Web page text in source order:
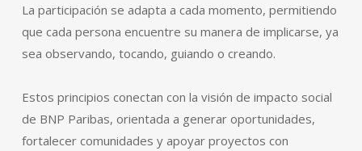
La participación se adapta a cada momento, permitiendo
que cada persona encuentre su manera de implicarse, ya
sea observando, tocando, guiando o creando.
Estos principios conectan con la visión de impacto social
de BNP Paribas, orientada a generar oportunidades,
fortalecer comunidades y apoyar proyectos con